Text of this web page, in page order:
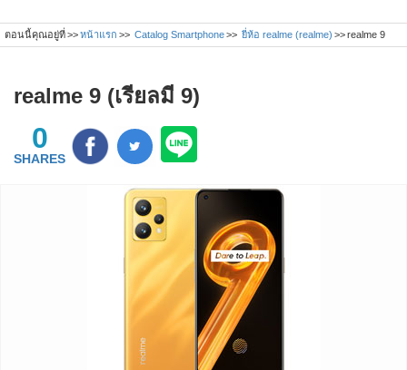
ตอนนี้คุณอยู่ที่ หน้าแรก Catalog Smartphone ยี่ห้อ realme (realme) realme 9
realme 9 (เรียลมี 9)
0
SHARES